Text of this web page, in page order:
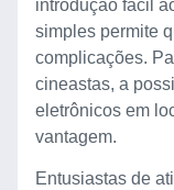
introdução fácil
simples permite
complicações.
cineastas, a
eletrônicos em
vantagem.
Entusiastas de